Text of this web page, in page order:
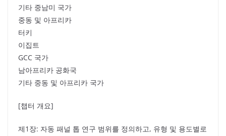
기타 중남미 국가
중동 및 아프리카
터키
이집트
GCC 국가
남아프리카 공화국
기타 중동 및 아프리카 국가
[챕터 개요]
제1장: 자동 패널 톱 연구 범위를 정의하고, 유형 및 용도별로